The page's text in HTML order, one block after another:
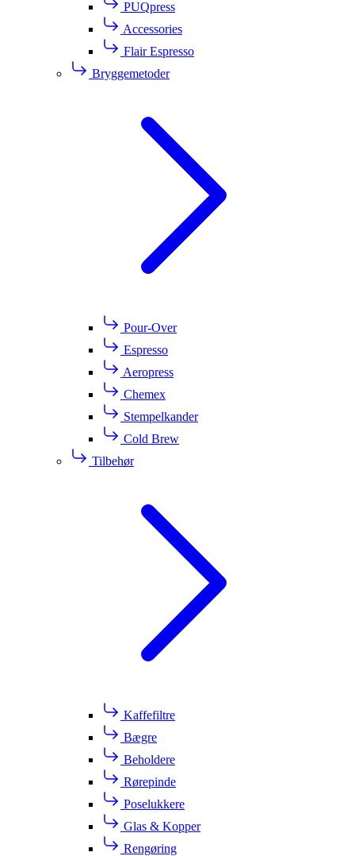
PUQpress
Accessories
Flair Espresso
Bryggemetoder
Pour-Over
Espresso
Aeropress
Chemex
Stempelkander
Cold Brew
Tilbehør
Kaffefiltre
Bægre
Beholdere
Rørepinde
Poselukkere
Glas & Kopper
Rengøring